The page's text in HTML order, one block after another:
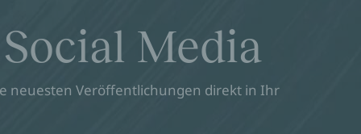
Media
neuesten Veröffentlichungen direkt in Ihr